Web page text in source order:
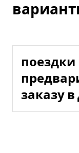
поездки
заказу